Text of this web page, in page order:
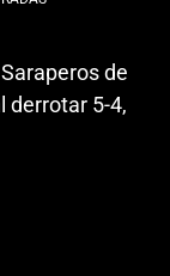
de
derrotar 5-4,